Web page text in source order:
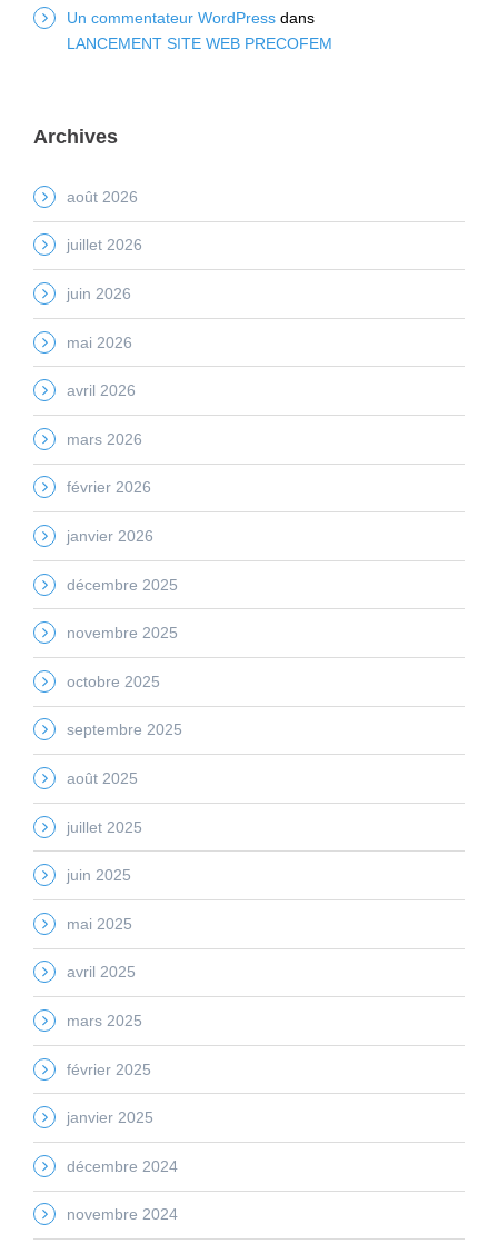
Un commentateur WordPress dans
LANCEMENT SITE WEB PRECOFEM
Archives
août 2026
juillet 2026
juin 2026
mai 2026
avril 2026
mars 2026
février 2026
janvier 2026
décembre 2025
novembre 2025
octobre 2025
septembre 2025
août 2025
juillet 2025
juin 2025
mai 2025
avril 2025
mars 2025
février 2025
janvier 2025
décembre 2024
novembre 2024